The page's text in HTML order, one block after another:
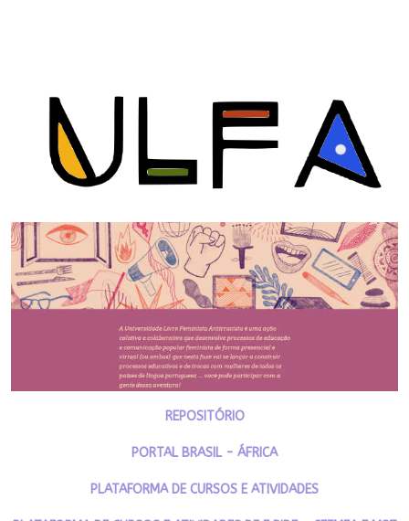
REPOSITÓRIO
PORTAL BRASIL - ÁFRICA
PLATAFORMA DE CURSOS E ATIVIDADES